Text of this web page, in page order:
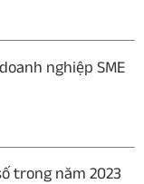
nghiệp SME
trong năm 2023